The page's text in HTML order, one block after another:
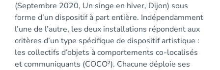
(Septembre 2020, Un singe en hiver, Dijon) sous
forme d’un dispositif à part entière. Indépendamment
l’une de l’autre, les deux installations répondent aux
critères d’un type spécifique de dispositif artistique :
les collectifs d’objets à comportements co-localisés
et communiquants (COCO²). Chacune déploie ses